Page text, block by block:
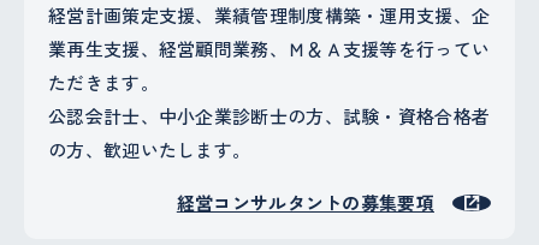
経営計画策定支援、業績管理制度構築・運用支援、企
業再生支援、経営顧問業務、Ｍ＆Ａ支援等を行ってい
ただきます。
公認会計士、中小企業診断士の方、試験・資格合格者
の方、歓迎いたします。
経営コンサルタントの募集要項